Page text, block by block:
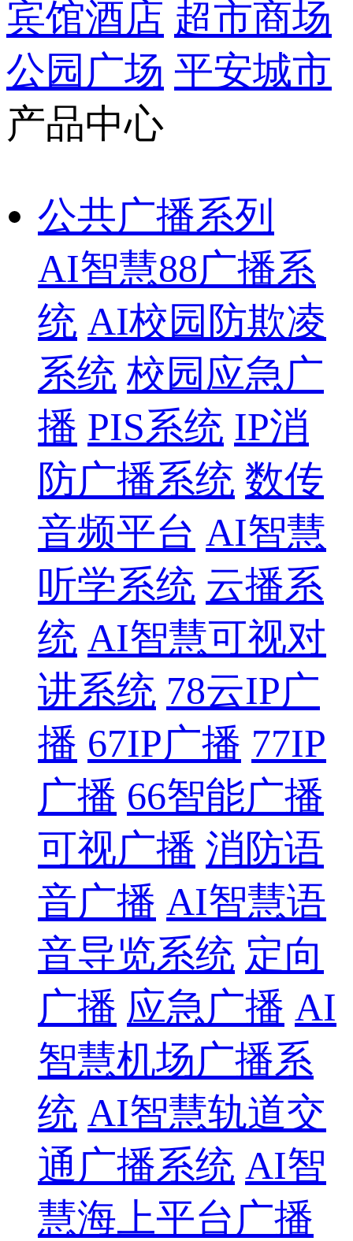
宾馆酒店 超市商场
公园广场 平安城市
产品中心
公共广播系列
AI智慧88广播系
统 AI校园防欺凌
系统 校园应急广
播 PIS系统 IP消
防广播系统 数传
音频平台 AI智慧
听学系统 云播系
统 AI智慧可视对
讲系统 78云IP广
播 67IP广播 77IP
广播 66智能广播
可视广播 消防语
音广播 AI智慧语
音导览系统 定向
广播 应急广播 AI
智慧机场广播系
统 AI智慧轨道交
通广播系统 AI智
慧海上平台广播